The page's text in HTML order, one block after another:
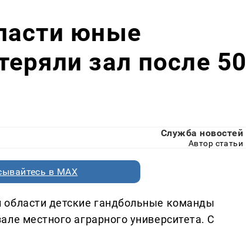
юные
зал после 50
Служба новостей
Автор статьи
в MAX
детские гандбольные команды
местного аграрного университета. С